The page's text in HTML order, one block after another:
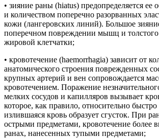
• зияние раны (hiatus) предопределяется ее
и количеством поперечно разорванных
кожи (лангеровских линий). Большое
поперечном повреждении мышц и
жировой клетчатки;
• кровотечение (haemorrhagia) зависит от
анатомического строения поврежденных
крупных артерий и вен сопровождается
кровотечением. Поражение
мелких сосудов и капилляров вызывает
которое, как правило, относительно быстро
излившаяся кровь образует сгусток. При
острыми предметами, кровотечение более
ранах, нанесенных тупыми предметами;